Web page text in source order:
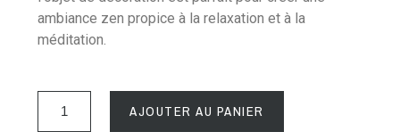
ambiance zen propice à la relaxation et à la
méditation.
AJOUTER AU PANIER